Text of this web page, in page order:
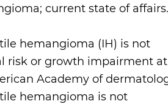
current state of affairs.
hemangioma (IH) is not
risk or growth impairment at
Academy of
hemangioma is not